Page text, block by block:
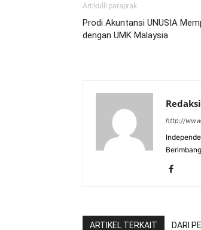
Artikulli paraprak
Prodi Akuntansi UNUSIA
dengan UMK Malaysia
Redaksi
http://
ARTIKEL TERKAIT DARI